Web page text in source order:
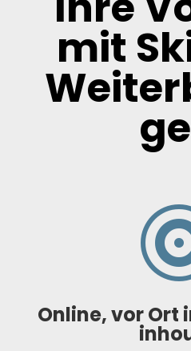
mit
Online, vor Ort